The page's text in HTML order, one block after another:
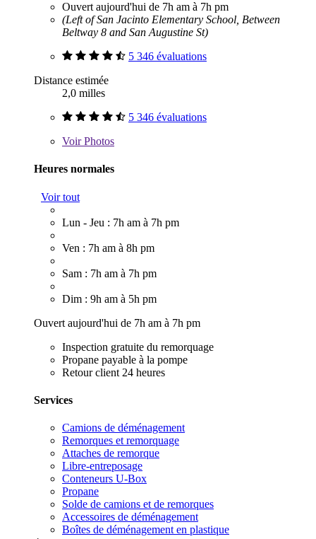
Ouvert aujourd'hui de 7h am à 7h pm
(Left of San Jacinto Elementary School, Between
Beltway 8 and San Augustine St)
5 346 évaluations
Distance estimée
2,0 milles
5 346 évaluations
VoirPhotos
Heures normales
Voir tout
Lun - Jeu : 7h am à 7h pm
Ven : 7h am à 8h pm
Sam : 7h am à 7h pm
Dim : 9h am à 5h pm
Ouvert aujourd'hui de 7h am à 7h pm
Inspection gratuite du remorquage
Propane payable à la pompe
Retour client 24 heures
Services
Camions de déménagement
Remorques et remorquage
Attaches de remorque
Libre-entreposage
Conteneurs U-Box
Propane
Solde de camions et de remorques
Accessoires de déménagement
Boîtes de déménagement en plastique